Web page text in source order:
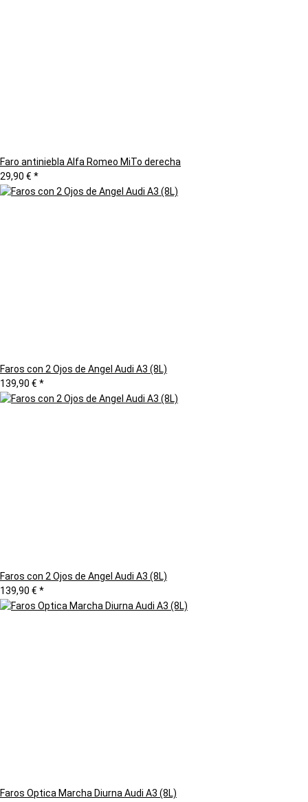
Faro antiniebla Alfa Romeo MiTo derecha
29,90 € *
Faros con 2 Ojos de Angel Audi A3 (8L)
139,90 € *
Faros con 2 Ojos de Angel Audi A3 (8L)
139,90 € *
Faros Optica Marcha Diurna Audi A3 (8L)